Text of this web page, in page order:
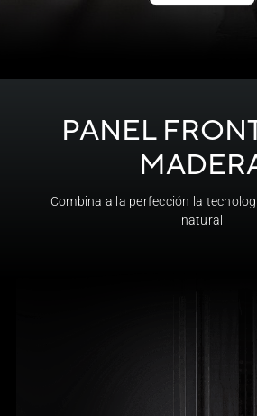
PANEL
Combina a la perfección la
natural